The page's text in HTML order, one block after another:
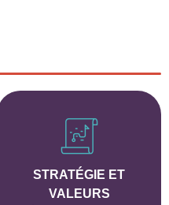
STRATÉGIE ET
VALEURS